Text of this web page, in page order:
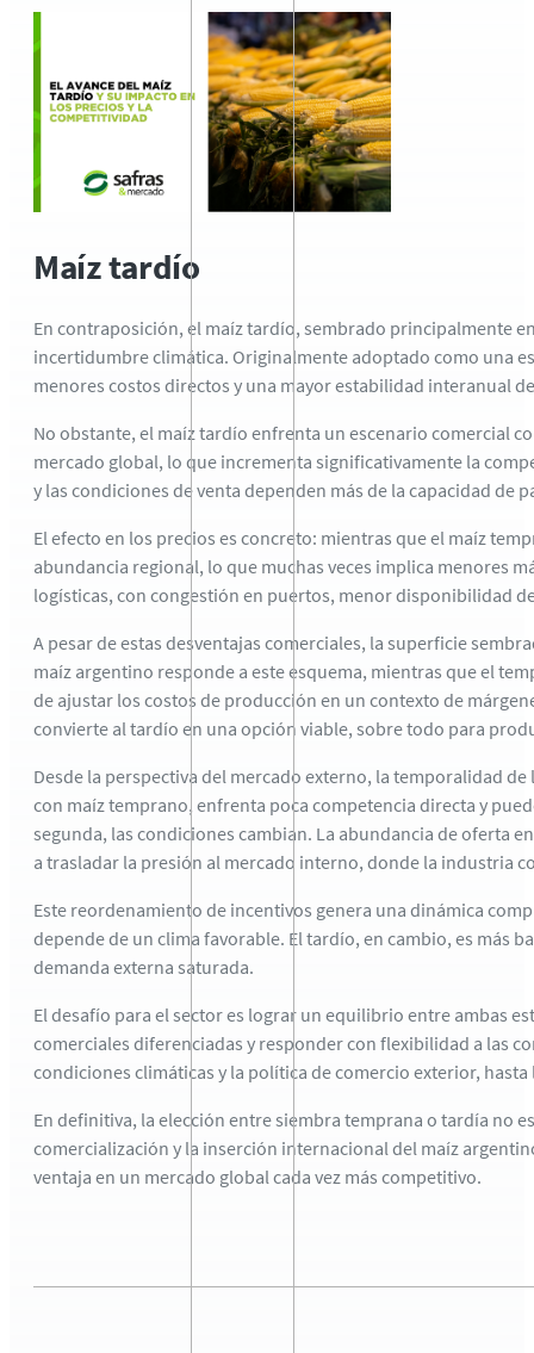
Maíz tardío
En contraposición, el maíz tardío, sembrado principalmente
incertidumbre climática. Originalmente adoptado como una
menores costos directos y una mayor estabilidad interanual
No obstante, el maíz tardío enfrenta un escenario comercial
mercado global, lo que incrementa significativamente la
y las condiciones de venta dependen más de la capacidad de
El efecto en los precios es concreto: mientras que el maíz
abundancia regional, lo que muchas veces implica menores
logísticas, con congestión en puertos, menor disponibilidad
A pesar de estas desventajas comerciales, la superficie
maíz argentino responde a este esquema, mientras que el
de ajustar los costos de producción en un contexto de
convierte al tardío en una opción viable, sobre todo para
Desde la perspectiva del mercado externo, la temporalidad
con maíz temprano, enfrenta poca competencia directa y
segunda, las condiciones cambian. La abundancia de oferta
a trasladar la presión al mercado interno, donde la industria
Este reordenamiento de incentivos genera una dinámica
depende de un clima favorable. El tardío, en cambio, es más
demanda externa saturada.
El desafío para el sector es lograr un equilibrio entre ambas
comerciales diferenciadas y responder con flexibilidad a las
condiciones climáticas y la política de comercio exterior,
En definitiva, la elección entre siembra temprana o tardía no
comercialización y la inserción internacional del maíz
ventaja en un mercado global cada vez más competitivo.